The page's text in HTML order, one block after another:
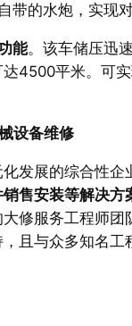
带的水炮，实现
能。该车储压迅
达4500平米。可
设备维修
发展的综合性
售安装等解决方
大修服务工程师
且与众多知名工